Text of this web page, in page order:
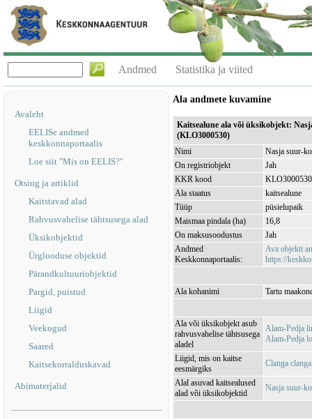
Andmed Statistika ja viited
Avaleht
EELISe andmed
keskkonnaportaalis
Loe siit "Mis on EELIS?"
Otsing ja artiklid
Kaitstavad alad
Rahvusvahelise tähtsusega alad
Üksikobjektid
Ürglooduse objektid
Pärandkultuuriobjektid
Pargid, puistud
Liigid
Veekogud
Saared
Kaitsekorralduskavad
Abimaterjalid
Ala andmete kuvamine
Kaitsealune ala või üksikobjekt:
(KLO3000530)
Nimi
Nasja suur-
On registriobjekt
Jah
KKR kood
KLO3000530
Ala staatus
kaitsealune
Tüüp
püsielupaik
Maismaa pindala (ha)
16,8
On maksusoodustus
Jah
Andmed
Keskkonnaportaalis:
Ava objekti
https://
Ala kohanimi Tartu
Ala või üksikobjekt asub
rahvusvahelise tähtsusega
aladel
Alam-Pedja
Alam-Pedja
Liigid, mis on kaitse
eesmärgiks
Clanga
Alal asuvad kaitsealused
alad või üksikobjektid
Nasja suur-